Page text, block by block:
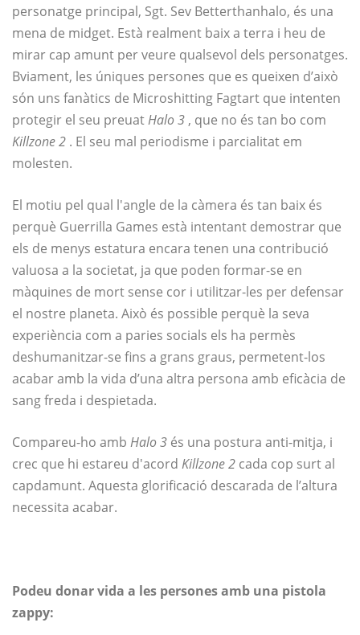
personatge principal, Sgt. Sev Betterthanhalo, és una
mena de midget. Està realment baix a terra i heu de
mirar cap amunt per veure qualsevol dels personatges.
Bviament, les úniques persones que es queixen d’això
són uns fanàtics de Microshitting Fagtart que intenten
protegir el seu preuatHalo 3 , que no és tan bo com
Killzone 2 . El seu mal periodisme i parcialitat em
molesten.
El motiu pel qual l'angle de la càmera és tan baix és
perquè Guerrilla Games està intentant demostrar que
els de menys estatura encara tenen una contribució
valuosa a la societat, ja que poden formar-se en
màquines de mort sense cor i utilitzar-les per defensar
el nostre planeta. Això és possible perquè la seva
experiència com a paries socials els ha permès
deshumanitzar-se fins a grans graus, permetent-los
acabar amb la vida d’una altra persona amb eficàcia de
sang freda i despietada.
Compareu-ho amb Halo 3 és una postura anti-mitja, i
crec que hi estareu d'acord Killzone 2 cada cop surt al
capdamunt. Aquesta glorificació descarada de l’altura
necessita acabar.
Podeu donar vida a les persones amb una pistola
zappy: